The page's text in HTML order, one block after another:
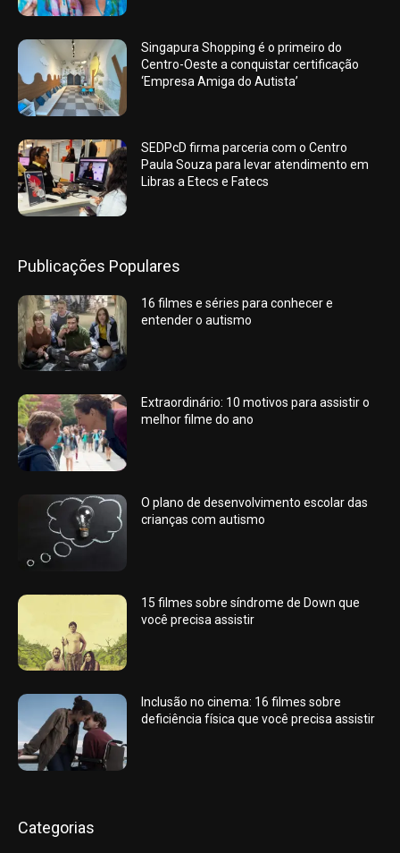
Singapura Shopping é o primeiro do
Centro-Oeste a conquistar certificação
‘Empresa Amiga do Autista’
SEDPcD firma parceria com o Centro
Paula Souza para levar atendimento em
Libras a Etecs e Fatecs
Publicações Populares
16 filmes e séries para conhecer e
entender o autismo
Extraordinário: 10 motivos para assistir o
melhor filme do ano
O plano de desenvolvimento escolar das
crianças com autismo
15 filmes sobre síndrome de Down que
você precisa assistir
Inclusão no cinema: 16 filmes sobre
deficiência física que você precisa assistir
Categorias